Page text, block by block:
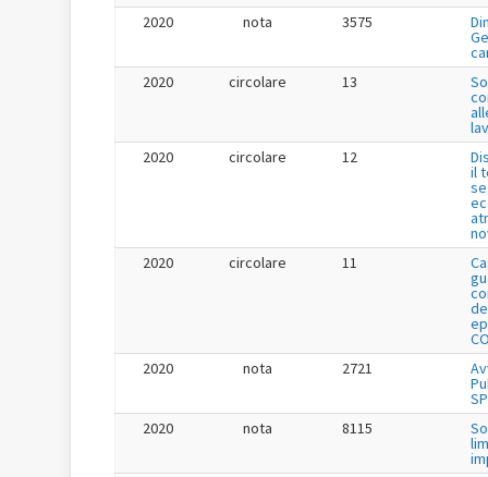
2020
nota 3575
2020
circolare 13
2020
circolare 12
il
2020
circolare 11
2020
nota 2721
2020
nota 8115